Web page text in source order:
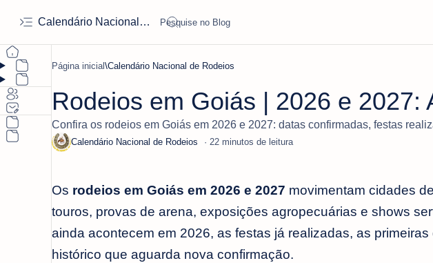
Calendário Nacional de Rodeios
Página inicial Calendário Nacional de Rodeios
Rodeios em Goiás | 2026 e 2027:
Confira os rodeios em Goiás em 2026 e 2027: datas confirmadas, festas
22
Os rodeios em Goiás em 2026 e 2027 movimentam cidades
touros, provas de arena, exposições agropecuárias e shows
ainda acontecem em 2026, as festas já realizadas, as
histórico que aguarda nova confirmação.